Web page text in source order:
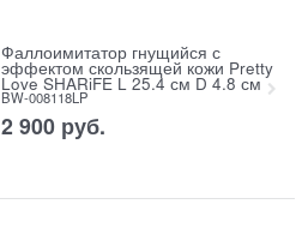
Фаллоимитатор гнущийся с
эффектом скользящей кожи Pretty
Love SHARiFE L 25.4 см D 4.8 см
BW-008118LP
2 900 руб.